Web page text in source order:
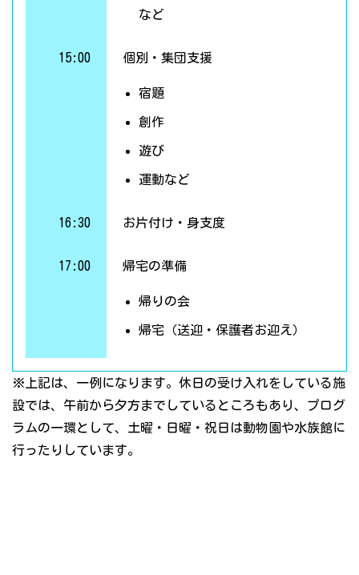
など
15:00 個別・集団支援
宿題
創作
遊び
運動など
16:30 お片付け・身支度
17:00 帰宅の準備
帰りの会
帰宅（送迎・保護者お迎え）
※上記は、一例になります。休日の受け入れをしている施
設では、午前から夕方までしているところもあり、プログ
ラムの一環として、土曜・日曜・祝日は動物園や水族館に
行ったりしています。